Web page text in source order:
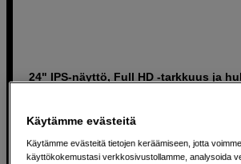
24" IPS-näyttö, Full HD -tarkkuus ja
24'' IPS-paneeli (1920 x 1080)
85 % DCI-P3 ja 100 % sRGB
Käytämme evästeitä
Käytämme evästeitä tietojen keräämiseen, jotta
käyttökokemustasi verkkosivustollamme, analysoida